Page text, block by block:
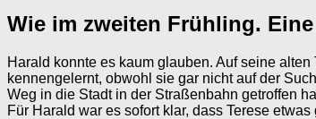
Wie im zweiten Frühling.
Harald konnte es kaum glauben. Auf seine
kennengelernt, obwohl sie gar nicht auf der
Weg in die Stadt in der Straßenbahn getroffen
Für Harald war es sofort klar, dass Terese